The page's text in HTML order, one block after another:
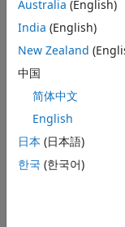
Output
expand all
obj
object
Introduced in
Australia (English)
India (English)
New Zealand
中国
简体中文
English
日本 (日本語)
한국 (한국어)